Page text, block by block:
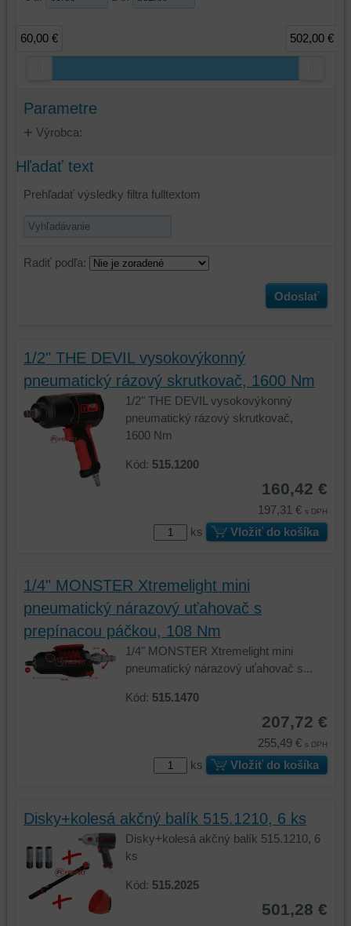
60,00 € 502,00 €
Parametre
Výrobca:
Hľadať text
Prehľadať výsledky filtra fulltextom
Radiť podľa:
Odoslať
1/2" THE DEVIL vysokovýkonný
pneumatický rázový skrutkovač, 1600 Nm
1/2" THE DEVIL vysokovýkonný
pneumatický rázový skrutkovač,
1600 Nm
Kód: 515.1200
160,42 €
197,31 € s DPH
ks Vložiť do košíka
1/4" MONSTER Xtremelight mini
pneumatický nárazový uťahovač s
prepínacou páčkou, 108 Nm
1/4" MONSTER Xtremelight mini
pneumatický nárazový uťahovač s...
Kód: 515.1470
207,72 €
255,49 € s DPH
ks Vložiť do košíka
Disky+kolesá akčný balík 515.1210, 6 ks
Disky+kolesá akčný balík 515.1210, 6
ks
Kód: 515.2025
501,28 €